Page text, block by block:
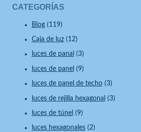
CATEGORÍAS
Blog(119)
Caja de luz(12)
luces de panal (3)
luces de panel (9)
luces de panel de techo(3)
luces de rejilla hexagonal (3)
luces de túnel (9)
luces hexagonales(2)